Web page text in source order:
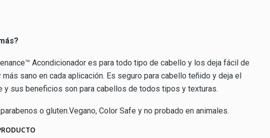
Acondicionador es para todo tipo de cabello y los deja fácil de
más sano en cada aplicación. Es seguro para cabello teñido y deja el
y sus beneficios son para cabellos de todos tipos y texturas.
o gluten.Vegano, Color Safe y no probado en animales.